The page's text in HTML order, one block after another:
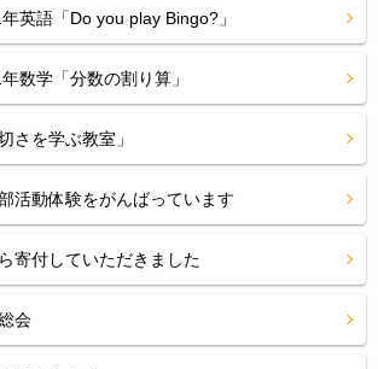
年英語「Do you play Bingo?」
数学「分数の割り算」
さを学ぶ教室」
動体験をがんばっています
寄付していただきました
会